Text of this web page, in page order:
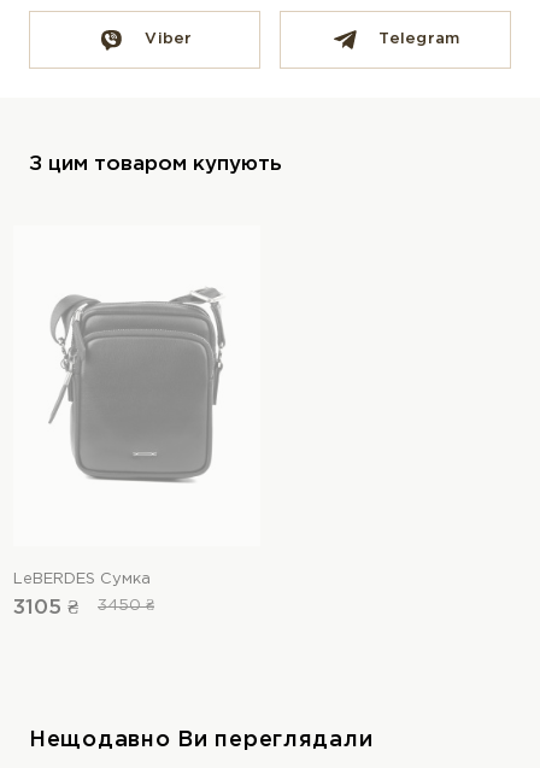
Viber Telegram
З цим товаром купують
LeBERDES Сумка
3105 ₴ 3450 ₴
Нещодавно Ви переглядали